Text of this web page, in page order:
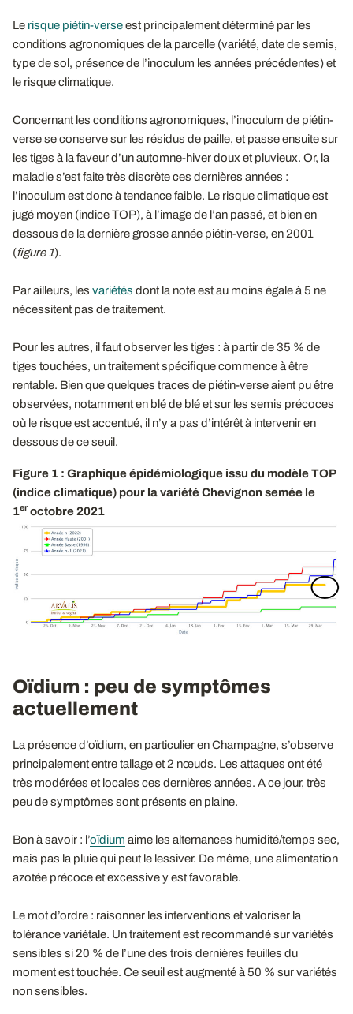
Le risque piétin-verseest principalement déterminé par les
conditions agronomiques de la parcelle (variété, date de semis,
type de sol, présence de l’inoculum les années précédentes) et
le risque climatique.
Concernant les conditions agronomiques, l’inoculum de piétin-
verse se conserve sur les résidus de paille, et passe ensuite sur
les tiges à la faveur d’un automne-hiver doux et pluvieux. Or, la
maladie s’est faite très discrète ces dernières années :
l’inoculum est donc à tendance faible. Le risque climatique est
jugé moyen (indice TOP), à l’image de l’an passé, et bien en
dessous de la dernière grosse année piétin-verse, en 2001
(figure 1).
Par ailleurs, les variétés dont la note est au moins égale à 5 ne
nécessitent pas de traitement.
Pour les autres, il faut observer les tiges : à partir de 35 % de
tiges touchées, un traitement spécifique commence à être
rentable. Bien que quelques traces de piétin-verse aient pu être
observées, notamment en blé de blé et sur les semis précoces
où le risque est accentué, il n’y a pas d’intérêt à intervenir en
dessous de ce seuil.
Figure 1 : Graphique épidémiologique issu du modèle TOP
(indice climatique) pour la variété Chevignon semée le
1er octobre 2021
Oïdium : peu de symptômes
actuellement
La présence d’oïdium, en particulier en Champagne, s’observe
principalement entre tallage et 2 nœuds. Les attaques ont été
très modérées et locales ces dernières années. A ce jour, très
peu de symptômes sont présents en plaine.
Bon à savoir : l’oïdium aime les alternances humidité/temps sec,
mais pas la pluie qui peut le lessiver. De même, une alimentation
azotée précoce et excessive y est favorable.
Le mot d’ordre : raisonner les interventions et valoriser la
tolérance variétale. Un traitement est recommandé sur variétés
sensibles si 20 % de l’une des trois dernières feuilles du
moment est touchée. Ce seuil est augmenté à 50 % sur variétés
non sensibles.